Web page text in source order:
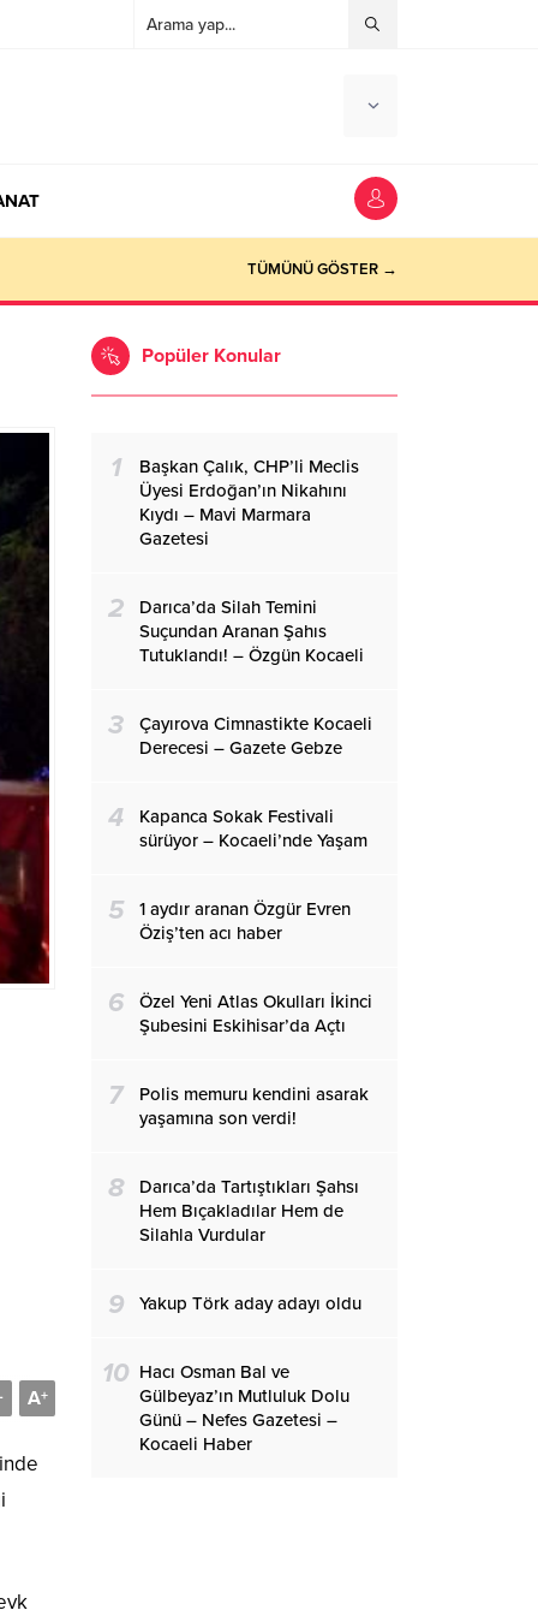
TÜMÜNÜ GÖSTER →
A+
-
Popüler Konular
1
Başkan Çalık, CHP’li Meclis
Üyesi Erdoğan’ın Nikahını
Kıydı – Mavi Marmara
Gazetesi
2
Darıca’da Silah Temini
Suçundan Aranan Şahıs
Tutuklandı! – Özgün Kocaeli
3
Çayırova Cimnastikte Kocaeli
Derecesi – Gazete Gebze
4
Kapanca Sokak Festivali
sürüyor – Kocaeli’nde Yaşam
5
1 aydır aranan Özgür Evren
Öziş’ten acı haber
6
Özel Yeni Atlas Okulları İkinci
Şubesini Eskihisar’da Açtı
7
Polis memuru kendini asarak
yaşamına son verdi!
8
Darıca’da Tartıştıkları Şahsı
Hem Bıçakladılar Hem de
Silahla Vurdular
9 Yakup Törk aday adayı oldu
10 Hacı Osman Bal ve
Gülbeyaz’ın Mutluluk Dolu
Günü – Nefes Gazetesi –
Kocaeli Haber